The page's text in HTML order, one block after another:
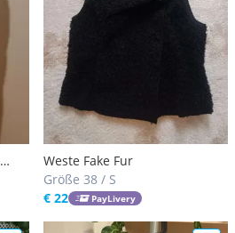
Weste Fake Fur
Größe 38 / S
€ 22
PayLivery